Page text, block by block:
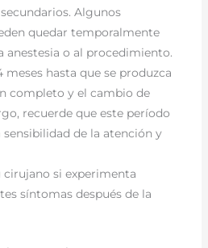
Algunos
quedar temporalmente
anestesia o al procedimiento.
meses hasta que se produzca
completo y el cambio de
recuerde que este período
de la atención y
si experimenta
síntomas después de la